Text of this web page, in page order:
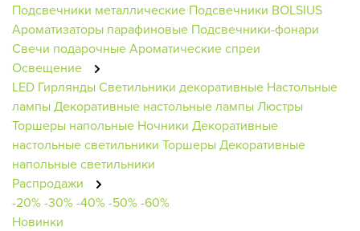
Подсвечники металлические Подсвечники BOLSIUS
Ароматизаторы парафиновые Подсвечники-фонари
Свечи подарочныеАроматические спреи
Освещение
LED ГирляндыСветильники декоративные Настольные
лампыДекоративные настольные лампыЛюстры
Торшеры напольные Ночники Декоративные
настольные светильники ТоршерыДекоративные
напольные светильники
Распродажи
-20%-30%-40%-50%-60%
Новинки